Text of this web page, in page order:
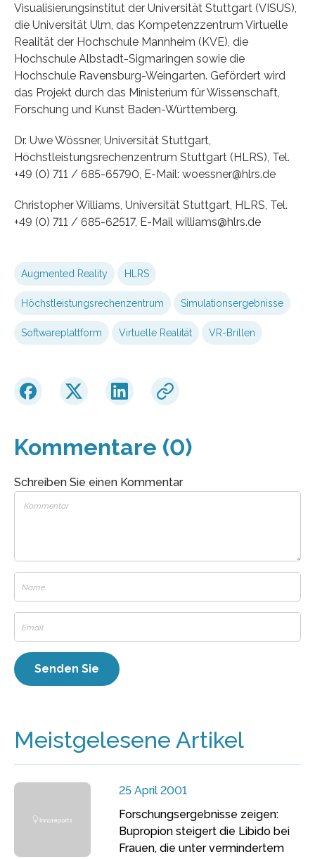
Visualisierungsinstitut der Universität Stuttgart (VISUS),
die Universität Ulm, das Kompetenzzentrum Virtuelle
Realität der Hochschule Mannheim (KVE), die
Hochschule Albstadt-Sigmaringen sowie die
Hochschule Ravensburg-Weingarten. Gefördert wird
das Projekt durch das Ministerium für Wissenschaft,
Forschung und Kunst Baden-Württemberg.
Dr. Uwe Wössner, Universität Stuttgart,
Höchstleistungsrechenzentrum Stuttgart (HLRS), Tel.
+49 (0) 711 / 685-65790, E-Mail: woessner@hlrs.de
Christopher Williams, Universität Stuttgart, HLRS, Tel.
+49 (0) 711 / 685-62517, E-Mail williams@hlrs.de
Augmented Reality HLRS
Höchstleistungsrechenzentrum Simulationsergebnisse
Softwareplattform Virtuelle Realität VR-Brillen
Kommentare (0)
Schreiben Sie einen Kommentar
Meistgelesene Artikel
25 April 2001
Forschungsergebnisse zeigen:
Bupropion steigert die Libido bei
Frauen, die unter vermindertem